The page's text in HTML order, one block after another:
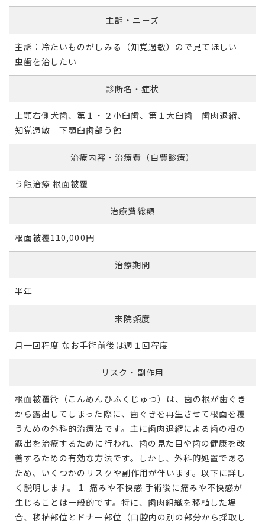
主訴・ニーズ
主訴：冷たいものがしみる（知覚過敏）ので見てほしい
虫歯を治したい
診断名・症状
上顎右側犬歯、第１・２小臼歯、第１大臼歯 歯肉退縮、
知覚過敏 下顎臼歯部う蝕
治療内容・治療費（自費診療）
う蝕治療 根面被覆
治療費総額
根面被覆110,000円
治療期間
半年
来院頻度
月一回程度 なお手術前後は週１回程度
リスク・副作用
根面被覆術（こんめんひふくじゅつ）は、歯の根が歯ぐき
から露出してしまった際に、歯ぐきを再生させて根面を覆
うための外科的治療法です。主に歯肉退縮による歯の根の
露出を治療するために行われ、歯の見た目や歯の健康を改
善するための有効な方法です。しかし、外科的処置である
ため、いくつかのリスクや副作用が伴います。以下に詳し
く説明します。 1. 痛みや不快感 手術後に痛みや不快感が
生じることは一般的です。特に、歯肉組織を移植した場
合、移植部位とドナー部位（口腔内の別の部分から採取し